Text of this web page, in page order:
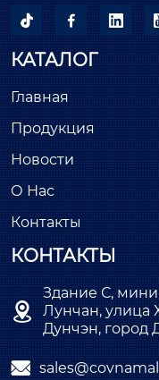
  
КАТАЛОГ
Главная
Продукция
Новости
О Нас
Контакты
КОНТАКТЫ

Здание С,
Лунчан, улица
Дунчэн, город
